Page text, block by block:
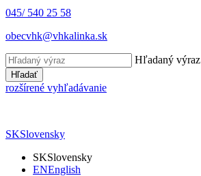
045/ 540 25 58
obecvhk@vhkalinka.sk
Hľadaný výraz
Hľadať
rozšírené vyhľadávanie
SKSlovensky
SKSlovensky
ENEnglish